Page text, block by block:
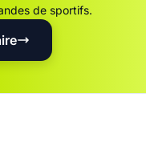
de sportifs.